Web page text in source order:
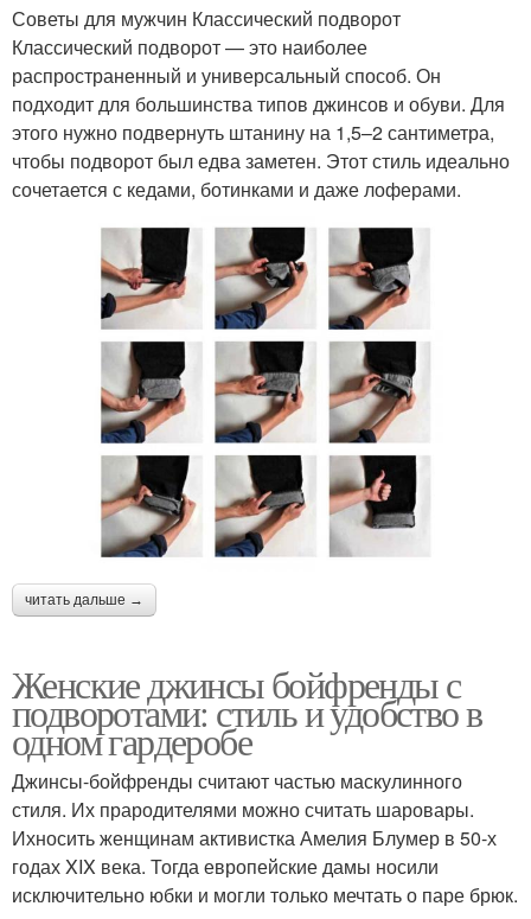
Советы для мужчин Классический подворот
Классический подворот — это наиболее
распространенный и универсальный способ. Он
подходит для большинства типов джинсов и обуви. Для
этого нужно подвернуть штанину на 1,5–2 сантиметра,
чтобы подворот был едва заметен. Этот стиль идеально
сочетается с кедами, ботинками и даже лоферами.
читать дальше →
Женские джинсы бойфренды с
подворотами: стиль и удобство в
одном гардеробе
Джинсы-бойфренды считают частью маскулинного
стиля. Их прародителями можно считать шаровары.
Ихносить женщинам активистка Амелия Блумер в 50‑х
годах XIX века. Тогда европейские дамы носили
исключительно юбки и могли только мечтать о паре брюк.